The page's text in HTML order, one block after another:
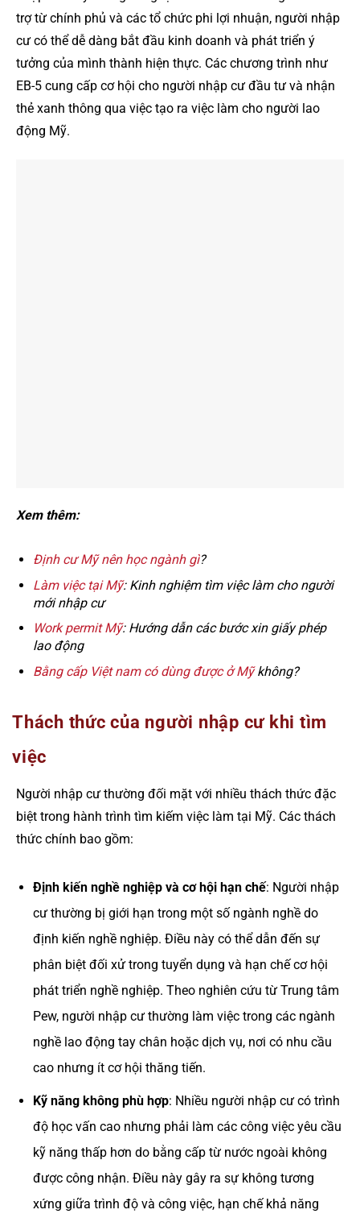
trợ từ chính phủ và các tổ chức phi lợi nhuận, người nhập
cư có thể dễ dàng bắt đầu kinh doanh và phát triển ý
tưởng của mình thành hiện thực. Các chương trình như
EB-5 cung cấp cơ hội cho người nhập cư đầu tư và nhận
thẻ xanh thông qua việc tạo ra việc làm cho người lao
động Mỹ.
Xem thêm:
Định cư Mỹ nên học ngành gì?
Làm việc tại Mỹ: Kinh nghiệm tìm việc làm cho người
mới nhập cư
Work permit Mỹ: Hướng dẫn các bước xin giấy phép
lao động
Bằng cấp Việt nam có dùng được ở Mỹkhông?
Thách thức của người nhập cư khi tìm
việc
Người nhập cư thường đối mặt với nhiều thách thức đặc
biệt trong hành trình tìm kiếm việc làm tại Mỹ. Các thách
thức chính bao gồm:
Định kiến nghề nghiệp và cơ hội hạn chế: Người nhập
cư thường bị giới hạn trong một số ngành nghề do
định kiến nghề nghiệp. Điều này có thể dẫn đến sự
phân biệt đối xử trong tuyển dụng và hạn chế cơ hội
phát triển nghề nghiệp. Theo nghiên cứu từ Trung tâm
Pew, người nhập cư thường làm việc trong các ngành
nghề lao động tay chân hoặc dịch vụ, nơi có nhu cầu
cao nhưng ít cơ hội thăng tiến.
Kỹ năng không phù hợp: Nhiều người nhập cư có trình
độ học vấn cao nhưng phải làm các công việc yêu cầu
kỹ năng thấp hơn do bằng cấp từ nước ngoài không
được công nhận. Điều này gây ra sự không tương
xứng giữa trình độ và công việc, hạn chế khả năng